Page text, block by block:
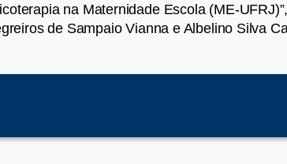
na Maternidade Escola (ME-
de Sampaio Vianna e Albelino Silva